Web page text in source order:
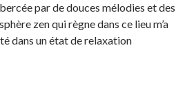
par de douces mélodies et des
zen qui règne dans ce lieu m’a
dans un état de relaxation